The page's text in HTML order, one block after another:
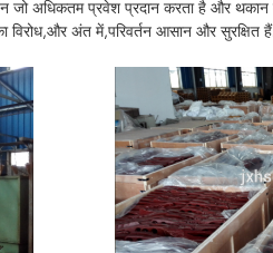
अधिकतम प्रवेश प्रदान करता है और थकान
विरोध,और अंत में,परिवर्तन आसान और सुरक्षित हैं.